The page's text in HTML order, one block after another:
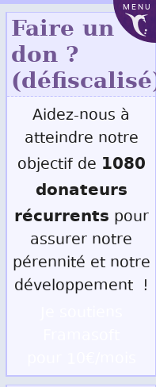
MENU
Faire un
don ?
Aidez-nous à
atteindre notre
objectif de 1080
donateurs
récurrents pour
assurer notre
pérennité et notre
développement !